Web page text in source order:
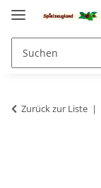
Zurück zur Liste